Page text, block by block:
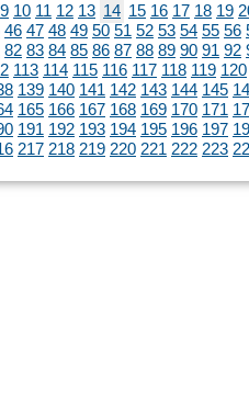
9 10 11 12 13 14 15 16 17 18 19
46 47 48 49 50 51 52 53 54 55 56
82 83 84 85 86 87 88 89 90 91 92
113 114 115 116 117 118 119 120
139 140 141 142 143 144 145
165 166 167 168 169 170 171
191 192 193 194 195 196 197
217 218 219 220 221 222 223